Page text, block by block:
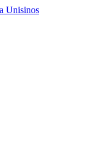
Unisinos